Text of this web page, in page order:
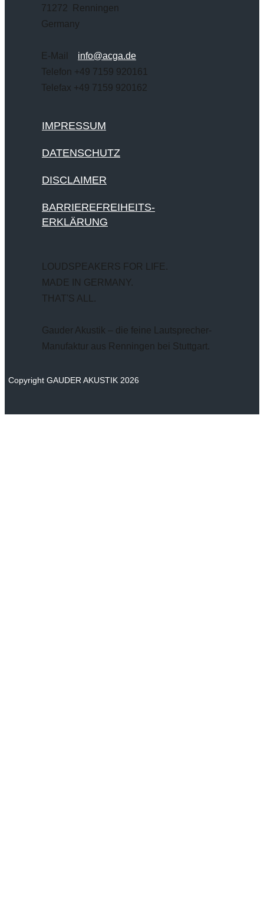
71272 Renningen
Germany
E-Mail info@acga.de
Telefon +49 7159 920161
Telefax +49 7159 920162
IMPRESSUM
DATENSCHUTZ
DISCLAIMER
BARRIEREFREIHEITS-
ERKLÄRUNG
LOUDSPEAKERS FOR LIFE.
MADE IN GERMANY.
THAT'S ALL.
Gauder Akustik – die feine Lautsprecher-
Manufaktur aus Renningen bei Stuttgart.
Copyright GAUDER AKUSTIK 2026